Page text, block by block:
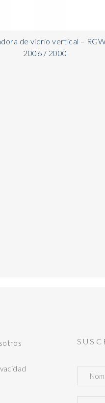
de vidrio vertical –
2006 / 2000